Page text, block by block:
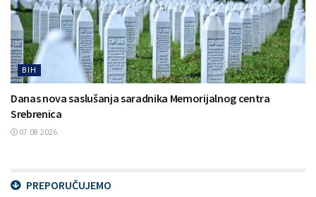
BIH
Danas nova saslušanja saradnika Memorijalnog centra
Srebrenica
07.08.2026.
PREPORUČUJEMO